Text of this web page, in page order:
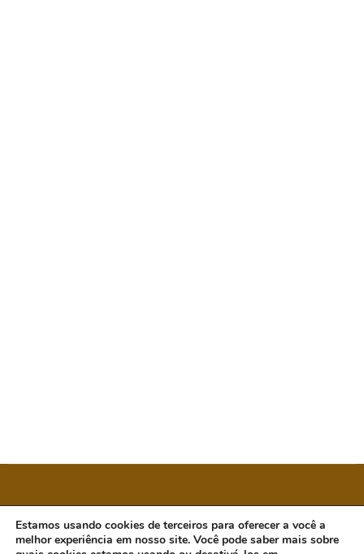
CÂMARA MUNICIPAL DE ORATÓRIOS
Estamos usando cookies de terceiros para oferecer a você a
melhor experiência em nosso site. Você pode saber mais sobre